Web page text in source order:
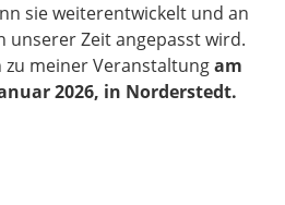
sie weiterentwickelt und an
unserer Zeit angepasst wird.
zu meiner Veranstaltungam
2026, in Norderstedt.